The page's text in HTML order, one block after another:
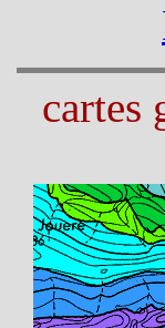
cartes